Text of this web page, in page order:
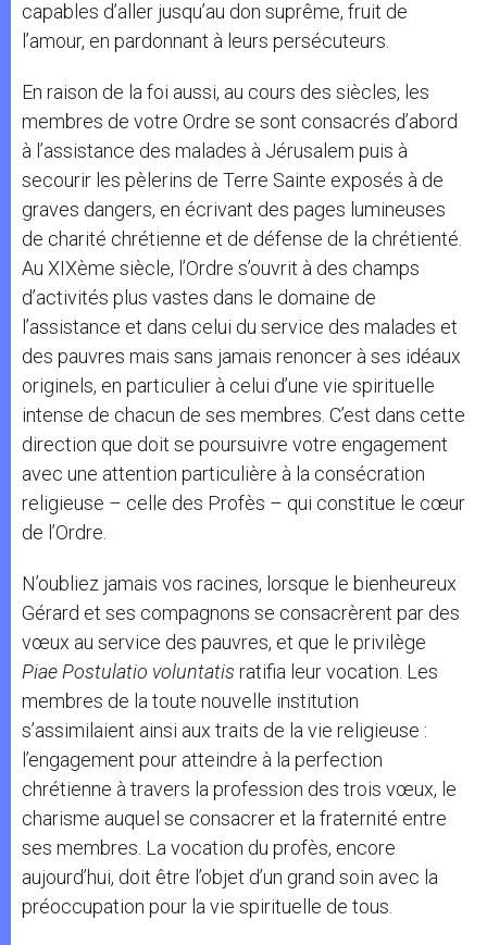
capables d’aller jusqu’au don suprême, fruit de
l’amour, en pardonnant à leurs persécuteurs.
En raison de la foi aussi, au cours des siècles, les
membres de votre Ordre se sont consacrés d’abord
à l’assistance des malades à Jérusalem puis à
secourir les pèlerins de Terre Sainte exposés à de
graves dangers, en écrivant des pages lumineuses
de charité chrétienne et de défense de la chrétienté.
Au XIXème siècle, l’Ordre s’ouvrit à des champs
d’activités plus vastes dans le domaine de
l’assistance et dans celui du service des malades et
des pauvres mais sans jamais renoncer à ses idéaux
originels, en particulier à celui d’une vie spirituelle
intense de chacun de ses membres. C’est dans cette
direction que doit se poursuivre votre engagement
avec une attention particulière à la consécration
religieuse – celle des Profès – qui constitue le cœur
de l’Ordre.
N’oubliez jamais vos racines, lorsque le bienheureux
Gérard et ses compagnons se consacrèrent par des
vœux au service des pauvres, et que le privilège
Piae Postulatio voluntatis ratifia leur vocation. Les
membres de la toute nouvelle institution
s’assimilaient ainsi aux traits de la vie religieuse :
l’engagement pour atteindre à la perfection
chrétienne à travers la profession des trois vœux, le
charisme auquel se consacrer et la fraternité entre
ses membres. La vocation du profès, encore
aujourd’hui, doit être l’objet d’un grand soin avec la
préoccupation pour la vie spirituelle de tous.